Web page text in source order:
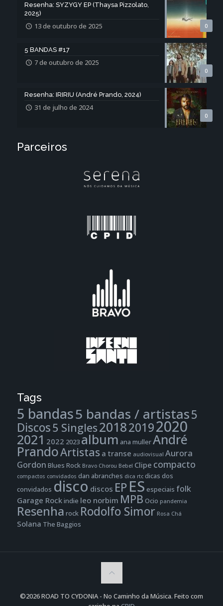
0
Resenha: SYZYGY EP (Thaysa Pizzolato,
2025)
13 de outubro de 2025
0
5 BANDAS #17
7 de outubro de 2025
0
Resenha: IRIRIU (André Prando, 2024)
31 de julho de 2024
Parceiros
Tags
5 bandas5 bandas / artistas5
Discos5 Singles201820192020
2021 2022 2023album ana mullerAndré
PrandoArtistas a transe audiovisual Aurora
Gordon Blues Rock Bravo Chorou Bebel Clipe compacto
compactos convidados dan abranches dica rtc dicas dos
convidados disco discos EP ES especiais folk
Garage Rockindie leo norbim MPB Ocio pandemia
Resenha rock Rodolfo Simor Rosa Chá
Solana The Baggios
©2026 ROAD TO CYDONIA - No Caminho da Música. Feito com